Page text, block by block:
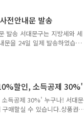
접속 후, 온
를 확인해주세요!
전안내문 발송
발송 서대문구는 지방세와 세
문을 24일 일제 발송하였습니
입 체납액 1명에 1천3백만원
준 체납 발생일로부터 1년이
를 선정했습니다. 이번 명단
개월 간의 소명 기간을 주어
않으면 10월 중 2차 지방세
할인, 소득공제 30%'
득공제 30%' 누구나! 서대문
매할실 수 있습니다.상품권
지 공지사항에 가맹점 명단